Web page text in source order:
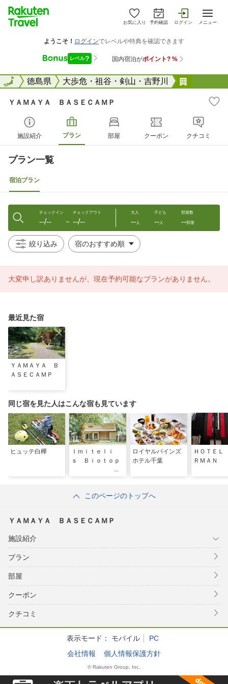
お気に入り 予約確認 ログイン メニュー
全国徳島県 大歩危・祖谷・剣山・吉野川
全国
ＹＡＭＡＹＡ ＢＡＳＥＣＡＭＰ
施設紹介 プラン 部屋 クーポン クチコミ
プラン一覧
宿泊プラン
チェックイン
--/-- 〜
チェックアウト
--/--
大人
--人
子ども
--人
部屋数
--部屋
絞り込み
大変申し訳ありませんが、現在予約可能なプランがありません。
最近見た宿
ＹＡＭＡＹＡ Ｂ
ＡＳＥＣＡＭＰ
同じ宿を見た人はこんな宿も見ています
ヒュッテ白樺
Ｉｍｉｔｅｌｉ
ｓ Ｂｉｏｔｏｐ
ロイヤルパインズ
ホテル千葉
ＨＯＴＥ
ＲＭＡＮ
このページのトップへ
ＹＡＭＡＹＡ ＢＡＳＥＣＡＭＰ
施設紹介
プラン
部屋
クーポン
クチコミ
表示モード： モバイル
PC
会社情報
個人情報保護方針
© Rakuten Group, Inc.